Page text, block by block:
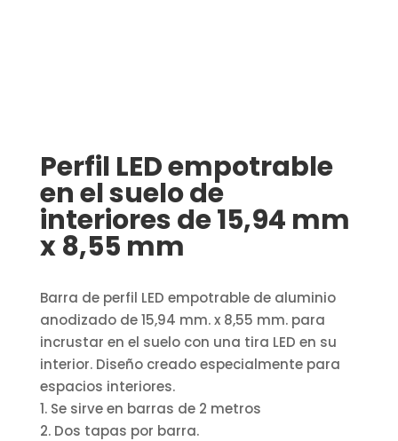
Perfil LED empotrable
en el suelo de
interiores de 15,94 mm
x 8,55 mm
Barra de perfil LED empotrable de aluminio
anodizado de 15,94 mm. x 8,55 mm. para
incrustar en el suelo con una tira LED en su
interior. Diseño creado especialmente para
espacios interiores.
1. Se sirve en barras de 2 metros
2. Dos tapas por barra.